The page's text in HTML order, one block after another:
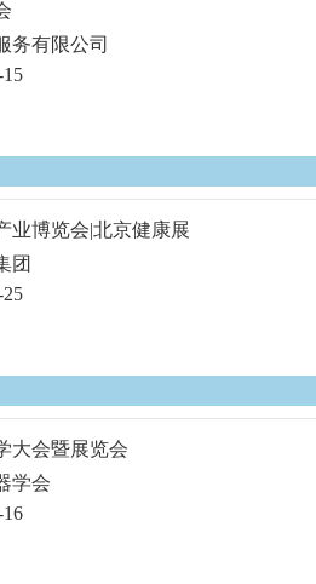
务有限公司
业博览会|北京健康展
团
大会暨展览会
学会